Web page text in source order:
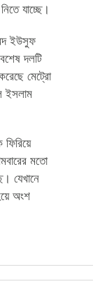
যাচ্ছে।
ইউসুফ
দলটি
মেট্রো
ইসলাম
মতো
যেখানে
অংশ